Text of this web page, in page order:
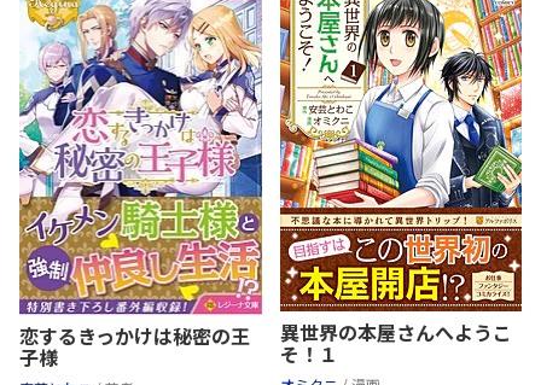
恋するきっかけは秘密の王
子様
異世界の本屋さんへようこ
そ！１